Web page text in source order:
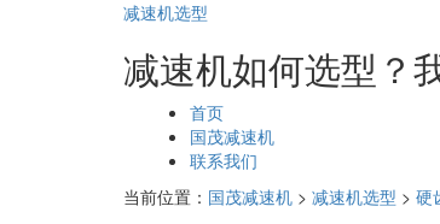
减速机选型
减速机如何选型？
航
首页
国茂减速机
联系我们
当前位置： 国茂减速机 > 减速机选型 > 硬